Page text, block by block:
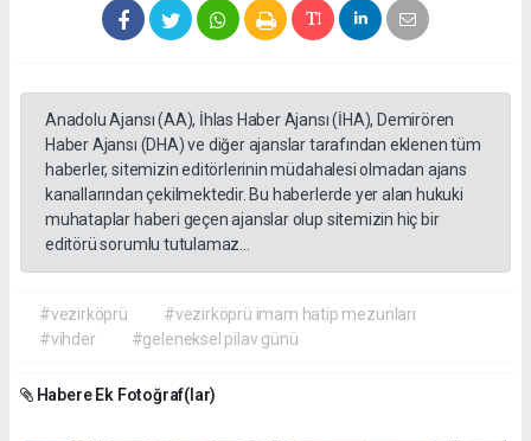
Anadolu Ajansı (AA), İhlas Haber Ajansı (İHA), Demirören
Haber Ajansı (DHA) ve diğer ajanslar tarafından eklenen tüm
haberler, sitemizin editörlerinin müdahalesi olmadan ajans
kanallarından çekilmektedir. Bu haberlerde yer alan hukuki
muhataplar haberi geçen ajanslar olup sitemizin hiç bir
editörü sorumlu tutulamaz...
#vezirköprü
#vezirköprü imam hatip mezunları
#vihder
#geleneksel pilav günü
Habere Ek Fotoğraf(lar)